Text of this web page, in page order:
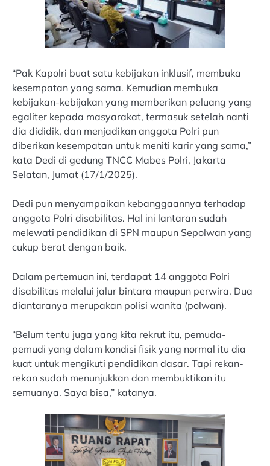
“Pak Kapolri buat satu kebijakan inklusif, membuka
kesempatan yang sama. Kemudian membuka
kebijakan-kebijakan yang memberikan peluang yang
egaliter kepada masyarakat, termasuk setelah nanti
dia dididik, dan menjadikan anggota Polri pun
diberikan kesempatan untuk meniti karir yang sama,”
kata Dedi di gedung TNCC Mabes Polri, Jakarta
Selatan, Jumat (17/1/2025).
Dedi pun menyampaikan kebanggaannya terhadap
anggota Polri disabilitas. Hal ini lantaran sudah
melewati pendidikan di SPN maupun Sepolwan yang
cukup berat dengan baik.
Dalam pertemuan ini, terdapat 14 anggota Polri
disabilitas melalui jalur bintara maupun perwira. Dua
diantaranya merupakan polisi wanita (polwan).
“Belum tentu juga yang kita rekrut itu, pemuda-
pemudi yang dalam kondisi fisik yang normal itu dia
kuat untuk mengikuti pendidikan dasar. Tapi rekan-
rekan sudah menunjukkan dan membuktikan itu
semuanya. Saya bisa,” katanya.